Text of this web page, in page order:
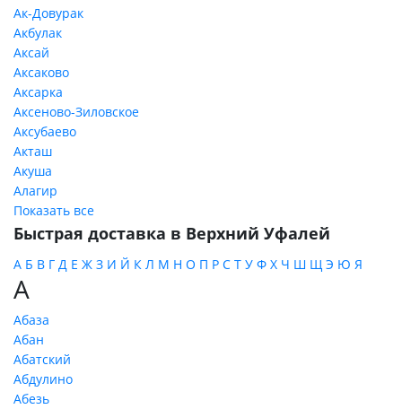
Ак-Довурак
Акбулак
Аксай
Аксаково
Аксарка
Аксеново-Зиловское
Аксубаево
Акташ
Акуша
Алагир
Показать все
Быстрая доставка в Верхний Уфалей
А Б В Г Д Е Ж З И Й К Л М Н О П Р С Т У Ф Х Ч Ш Щ Э Ю Я
А
Абаза
Абан
Абатский
Абдулино
Абезь